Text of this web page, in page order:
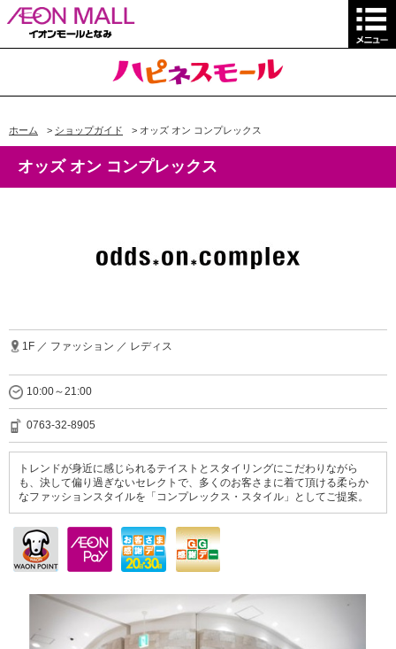
ホーム > ショップガイド > オッズ オン コンプレックス
オッズ オン コンプレックス
1F ／ ファッション ／ レディス
10:00～21:00
0763-32-8905
トレンドが身近に感じられるテイストとスタイリングにこだわりながら
も、決して偏り過ぎないセレクトで、多くのお客さまに着て頂ける柔らか
なファッションスタイルを「コンプレックス・スタイル」としてご提案。